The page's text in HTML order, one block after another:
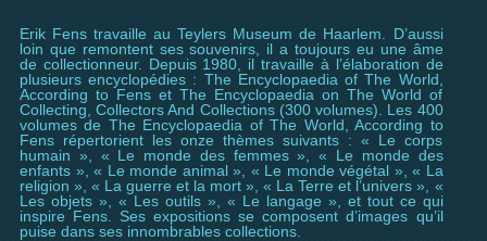
Erik Fens travaille au Teylers Museum de Haarlem. D’aussi
loin que remontent ses souvenirs, il a toujours eu une âme
de collectionneur. Depuis 1980, il travaille à l’élaboration de
plusieurs encyclopédies : The Encyclopaedia of The World,
According to Fens et The Encyclopaedia on The World of
Collecting, Collectors And Collections (300 volumes). Les 400
volumes de The Encyclopaedia of The World, According to
Fens répertorient les onze thèmes suivants : « Le corps
humain », « Le monde des femmes », « Le monde des
enfants », « Le monde animal », « Le monde végétal », « La
religion », « La guerre et la mort », « La Terre et l’univers », «
Les objets », « Les outils », « Le langage », et tout ce qui
inspire Fens. Ses expositions se composent d’images qu’il
puise dans ses innombrables collections.